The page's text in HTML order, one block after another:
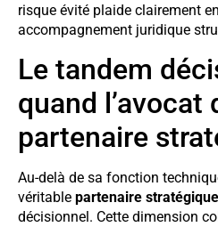
risque évité plaide clairement
accompagnement juridique
Le tandem
quand l’avocat
partenaire
Au-delà de sa fonction
véritable partenaire stratégique
décisionnel. Cette dimension